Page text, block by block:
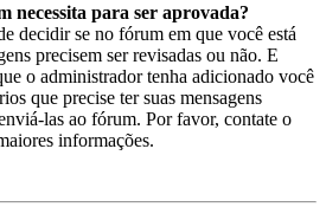
necessita para ser aprovada?
decidir se no fórum em que você está
precisem ser revisadas ou não. E
o administrador tenha adicionado você
que precise ter suas mensagens
las ao fórum. Por favor, contate o
informações.